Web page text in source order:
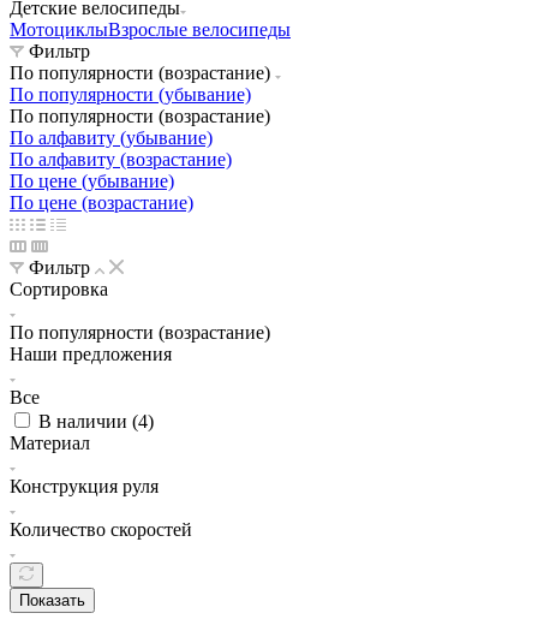
Детские велосипеды
МотоциклыВзрослые велосипеды
Фильтр
По популярности (возрастание)
По популярности (убывание)
По популярности (возрастание)
По алфавиту (убывание)
По алфавиту (возрастание)
По цене (убывание)
По цене (возрастание)
Фильтр
Сортировка
По популярности (возрастание)
Наши предложения
Все
В наличии (4)
Материал
Конструкция руля
Количество скоростей
Показать